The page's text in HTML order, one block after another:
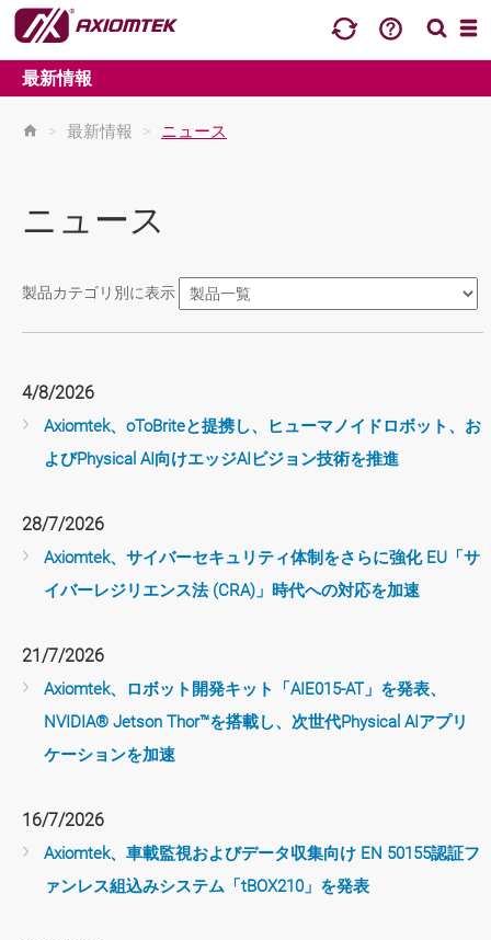
最新情報
> 最新情報 > ニュース
ニュース
製品カテゴリ別に表示
4/8/2026
Axiomtek、oToBriteと提携し、ヒューマノイドロボット、お
よびPhysical AI向けエッジAIビジョン技術を推進
28/7/2026
Axiomtek、サイバーセキュリティ体制をさらに強化 EU「サ
イバーレジリエンス法 (CRA)」時代への対応を加速
21/7/2026
Axiomtek、ロボット開発キット「AIE015-AT」を発表、
NVIDIA® Jetson Thor™を搭載し、次世代Physical AIアプリ
ケーションを加速
16/7/2026
Axiomtek、車載監視およびデータ収集向け EN 50155認証フ
ァンレス組込みシステム「tBOX210」を発表